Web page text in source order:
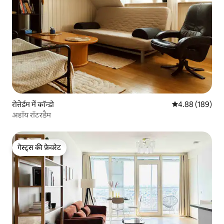
रोत्तेर्डम में कॉन्डो औसत रेटिंग 5 में से
4.88 (189)
अहॉय रॉटरडैम
गेस्ट्स की फ़ेवरेट
गेस्ट्स की फ़ेवरेट